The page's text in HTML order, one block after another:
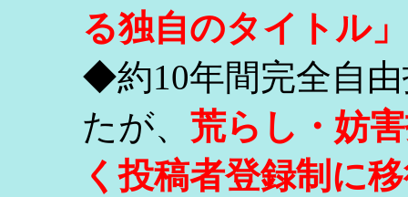
る独自のタイトル
◆約10年間完全自
たが、 荒らし・妨
く投稿者登録制に